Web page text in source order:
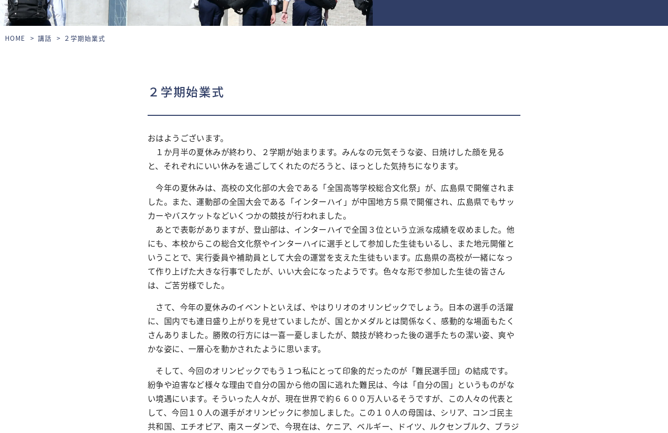
HOME 講話 ２学期始業式
２学期始業式
おはようございます。
１か月半の夏休みが終わり、２学期が始まります。みんなの元気そうな姿、日焼けした顔を見る
と、それぞれにいい休みを過ごしてくれたのだろうと、ほっとした気持ちになります。
今年の夏休みは、高校の文化部の大会である「全国高等学校総合文化祭」が、広島県で開催されま
した。また、運動部の全国大会である「インターハイ」が中国地方５県で開催され、広島県でもサッ
カーやバスケットなどいくつかの競技が行われました。
あとで表彰がありますが、登山部は、インターハイで全国３位という立派な成績を収めました。他
にも、本校からこの総合文化祭やインターハイに選手として参加した生徒もいるし、また地元開催と
いうことで、実行委員や補助員として大会の運営を支えた生徒もいます。広島県の高校が一緒になっ
て作り上げた大きな行事でしたが、いい大会になったようです。色々な形で参加した生徒の皆さん
は、ご苦労様でした。
さて、今年の夏休みのイベントといえば、やはりリオのオリンピックでしょう。日本の選手の活躍
に、国内でも連日盛り上がりを見せていましたが、国とかメダルとは関係なく、感動的な場面もたく
さんありました。勝敗の行方には一喜一憂しましたが、競技が終わった後の選手たちの潔い姿、爽や
かな姿に、一層心を動かされたように思います。
そして、今回のオリンピックでもう１つ私にとって印象的だったのが「難民選手団」の結成です。
紛争や迫害など様々な理由で自分の国から他の国に逃れた難民は、今は「自分の国」というものがな
い境遇にいます。そういった人々が、現在世界で約６６００万人いるそうですが、この人々の代表と
して、今回１０人の選手がオリンピックに参加しました。この１０人の母国は、シリア、コンゴ民主
共和国、エチオピア、南スーダンで、今現在は、ケニア、ベルギー、ドイツ、ルクセンブルク、ブラジ